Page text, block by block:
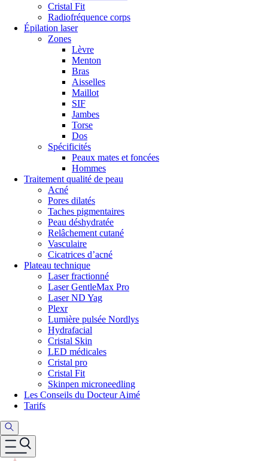
Cristal Fit
Radiofréquence corps
Épilation laser
Zones
Lèvre
Menton
Bras
Aisselles
Maillot
SIF
Jambes
Torse
Dos
Spécificités
Peaux mates et foncées
Hommes
Traitement qualité de peau
Acné
Pores dilatés
Taches pigmentaires
Peau déshydratée
Relâchement cutané
Vasculaire
Cicatrices d’acné
Plateau technique
Laser fractionné
Laser GentleMax Pro
Laser ND Yag
Plexr
Lumière pulsée Nordlys
Hydrafacial
Cristal Skin
LED médicales
Cristal pro
Cristal Fit
Skinpen microneedling
Les Conseils du Docteur Aimé
Tarifs